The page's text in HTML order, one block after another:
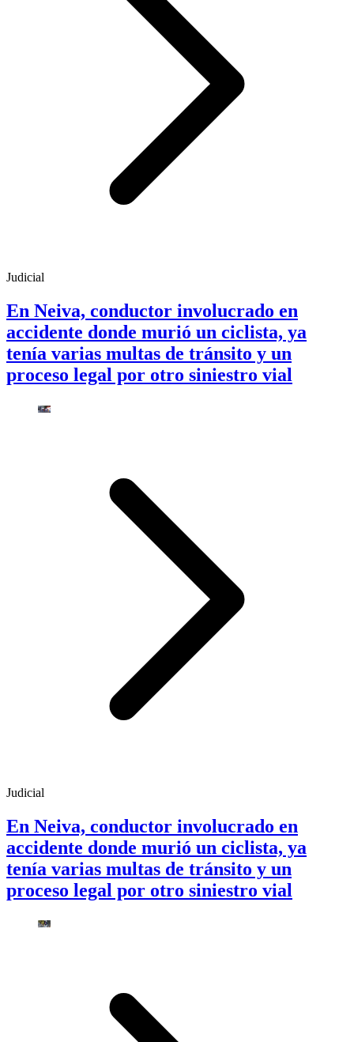
Judicial
En Neiva, conductor involucrado en
accidente donde murió un ciclista, ya
tenía varias multas de tránsito y un
proceso legal por otro siniestro vial
Judicial
En Neiva, conductor involucrado en
accidente donde murió un ciclista, ya
tenía varias multas de tránsito y un
proceso legal por otro siniestro vial